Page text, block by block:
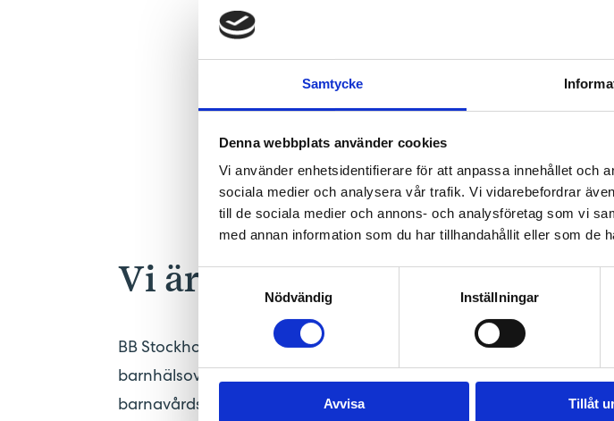
Samtycke
Denna webbplats använder cookies
Vi använder enhetsidentifierare för att anpassa innehållet och
sociala medier och analysera vår trafik. Vi vidarebefordrar
till de sociala medier och annons- och analysföretag som vi
med annan information som du har tillhandahållit eller som de
Samtyckesval
Nödvändig
Inställningar
Avvisa Tillåt
tunnelbanan till
från dessa hållplatser.
Postadress och varumottagning
Jakobsbergsgatan 17, 5 tr, 111 44 Stockholm
Vi är med er hela vägen
BB Stockholm bedriver hälso- och sjukvård under graviditet och
barnhälsovård. Vi bedriver verksamhet vid fyra
barnavårdscentral med tillhörande amningsmottagning. Sedan